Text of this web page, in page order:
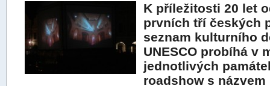
K příležitosti 20 let
prvních tří českých
seznam kulturního
UNESCO probíhá v
jednotlivých
roadshow s